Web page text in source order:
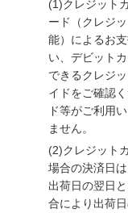
(1)クレジット
ード（クレジ
能）によるお
い、デビット
できるクレジ
イドをご確認
ド等がご利用
ません。
(2)クレジット
場合の決済日
出荷日の翌日
合により出荷